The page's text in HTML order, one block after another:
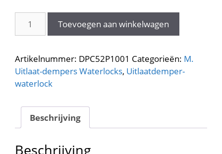
45mm
aantal
Toevoegen aan winkelwagen
Artikelnummer: DPC52P1001 Categorieën: M.
Uitlaat-dempers Waterlocks, Uitlaatdemper-
waterlock
Beschrijving
Beschrijving